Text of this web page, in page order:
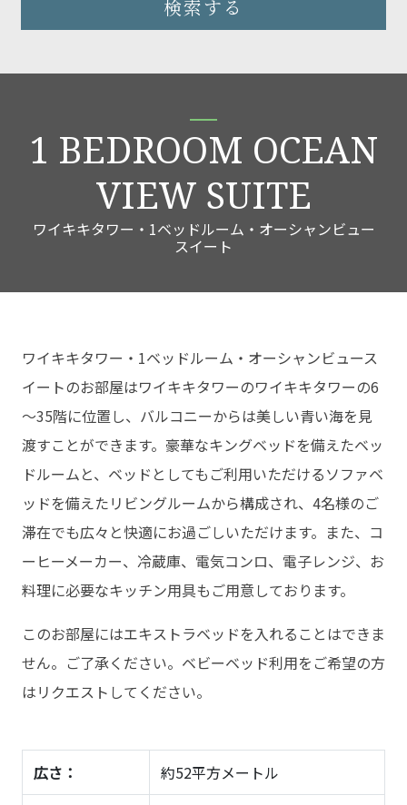
検索する
1 BEDROOM OCEAN
VIEW SUITE
ワイキキタワー・1ベッドルーム・オーシャンビュー
スイート
ワイキキタワー・1ベッドルーム・オーシャンビュース
イートのお部屋はワイキキタワーのワイキキタワーの6
～35階に位置し、バルコニーからは美しい青い海を見
渡すことができます。豪華なキングベッドを備えたベッ
ドルームと、ベッドとしてもご利用いただけるソファベ
ッドを備えたリビングルームから構成され、4名様のご
滞在でも広々と快適にお過ごしいただけます。また、コ
ーヒーメーカー、冷蔵庫、電気コンロ、電子レンジ、お
料理に必要なキッチン用具もご用意しております。
このお部屋にはエキストラベッドを入れることはできま
せん。ご了承ください。ベビーベッド利用をご希望の方
はリクエストしてください。
広さ： 約52平方メートル